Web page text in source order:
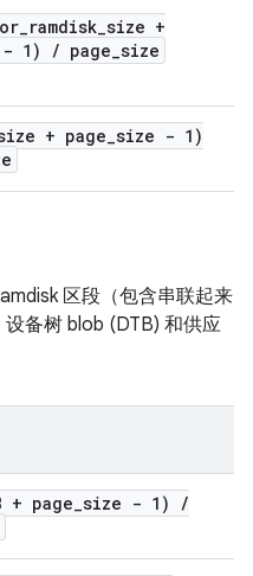
_ramdisk_size +
1) / page_size
+ page_size - 1)
区段（包含串联起来
备树 blob (DTB) 和供应
+ page_size - 1)
/